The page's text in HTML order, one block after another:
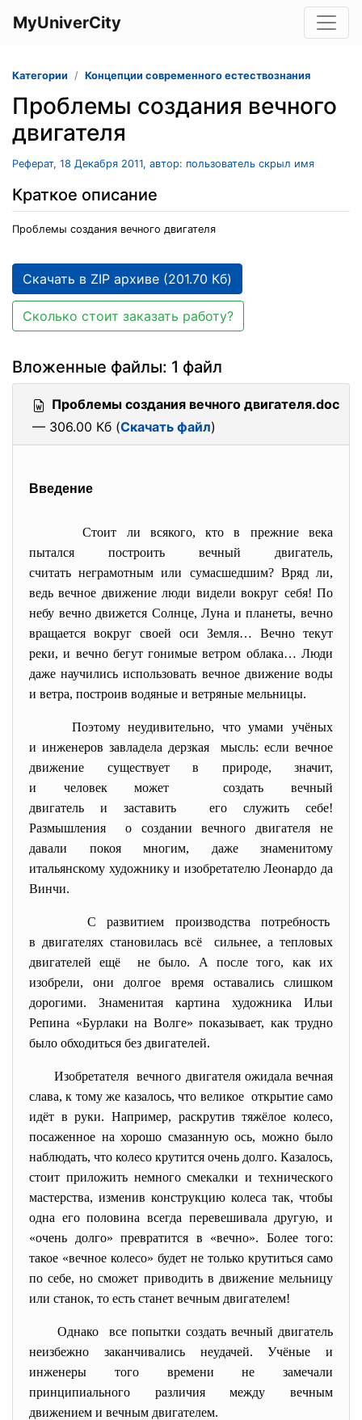
MyUniverCity
Категории Концепции современного естествознания
Проблемы создания вечного
двигателя
Реферат, 18 Декабря 2011, автор: пользователь скрыл имя
Краткое описание
Проблемы создания вечного двигателя
Скачать в ZIP архиве (201.70 Кб)
Сколько стоит заказать работу?
Вложенные файлы: 1 файл
Проблемы создания вечного двигателя.doc
— 306.00 Кб (Скачать файл)
Введение
Стоит ли всякого, кто в прежние века
пытался построить вечный двигатель,
считать неграмотным или сумасшедшим? Вряд ли,
ведь вечное движение люди видели вокруг себя! По
небу вечно движется Солнце, Луна и планеты, вечно
вращается вокруг своей оси Земля… Вечно текут
реки, и вечно бегут гонимые ветром облака… Люди
даже научились использовать вечное движение воды
и ветра, построив водяные и ветряные мельницы.
Поэтому неудивительно, что умами учёных
и инженеров завладела дерзкая мысль: если вечное
движение существует в природе, значит,
и человек может создать вечный
двигатель и заставить его служить себе!
Размышления о создании вечного двигателя не
давали покоя многим, даже знаменитому
итальянскому художнику и изобретателю Леонардо да
Винчи.
С развитием производства потребность
в двигателях становилась всё сильнее, а тепловых
двигателей ещё не было. А после того, как их
изобрели, они долгое время оставались слишком
дорогими. Знаменитая картина художника Ильи
Репина «Бурлаки на Волге» показывает, как трудно
было обходиться без двигателей.
Изобретателя вечного двигателя ожидала вечная
слава, к тому же казалось, что великое открытие само
идёт в руки. Например, раскрутив тяжёлое колесо,
посаженное на хорошо смазанную ось, можно было
наблюдать, что колесо крутится очень долго. Казалось,
стоит приложить немного смекалки и технического
мастерства, изменив конструкцию колеса так, чтобы
одна его половина всегда перевешивала другую, и
«очень долго» превратится в «вечно». Более того:
такое «вечное колесо» будет не только крутиться само
по себе, но сможет приводить в движение мельницу
или станок, то есть станет вечным двигателем!
Однако все попытки создать вечный двигатель
неизбежно заканчивались неудачей. Учёные и
инженеры того времени не замечали
принципиального различия между вечным
движением и вечным двигателем.